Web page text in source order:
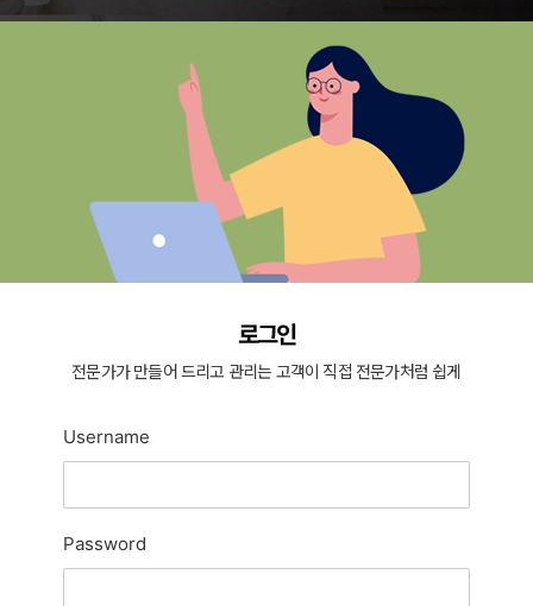
로그인
전문가가 만들어 드리고 관리는 고객이 직접 전문가처럼 쉽게
Username
Password